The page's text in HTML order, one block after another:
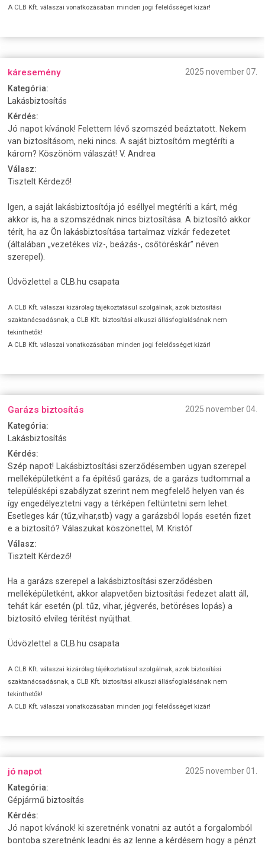
A CLB Kft. válaszai vonatkozásában minden jogi felelősséget kizár!
káresemény
2025 november 07.
Kategória:
Lakásbiztosítás
Kérdés:
Jó napot kívánok! Felettem lévő szomszéd beáztatott. Nekem
van biztosításom, neki nincs. A saját biztosítóm megtéríti a
károm? Köszönöm válaszát! V. Andrea
Válasz:
Tisztelt Kérdező!
Igen, a saját lakásbiztosítója jó eséllyel megtéríti a kárt, még
akkor is, ha a szomszédnak nincs biztosítása. A biztosító akkor
térít, ha az Ön lakásbiztosítása tartalmaz vízkár fedezetet
(általában „vezetékes víz-, beázás-, csőtöréskár” néven
szerepel).
Üdvözlettel a CLB.hu csapata
A CLB Kft. válaszai kizárólag tájékoztatásul szolgálnak, azok biztosítási
szaktanácsadásnak, a CLB Kft. biztosítási alkuszi állásfoglalásának nem
tekinthetők!
A CLB Kft. válaszai vonatkozásában minden jogi felelősséget kizár!
Garázs biztosítás
2025 november 04.
Kategória:
Lakásbiztosítás
Kérdés:
Szép napot! Lakásbiztosítási szerződésemben ugyan szerepel
melléképületként a fa építésű garázs, de a garázs tudtommal a
településképi szabályzat szerint nem megfelelő helyen van és
így engedélyeztetni vagy a térképen feltüntetni sem lehet.
Esetleges kár (tűz,vihar,stb) vagy a garázsból lopás esetén fizet
e a biztosító? Válaszukat köszönettel, M. Kristóf
Válasz:
Tisztelt Kérdező!
Ha a garázs szerepel a lakásbiztosítási szerződésben
melléképületként, akkor alapvetően biztosítási fedezet alatt áll,
tehát kár esetén (pl. tűz, vihar, jégverés, betöréses lopás) a
biztosító elvileg térítést nyújthat.
Üdvözlettel a CLB.hu csapata
A CLB Kft. válaszai kizárólag tájékoztatásul szolgálnak, azok biztosítási
szaktanácsadásnak, a CLB Kft. biztosítási alkuszi állásfoglalásának nem
tekinthetők!
A CLB Kft. válaszai vonatkozásában minden jogi felelősséget kizár!
jó napot
2025 november 01.
Kategória:
Gépjármű biztosítás
Kérdés:
Jó napot kívánok! ki szeretnénk vonatni az autót a forgalomból
bontoba szeretnénk leadni és az lenne a kérdésem hogy a pénzt